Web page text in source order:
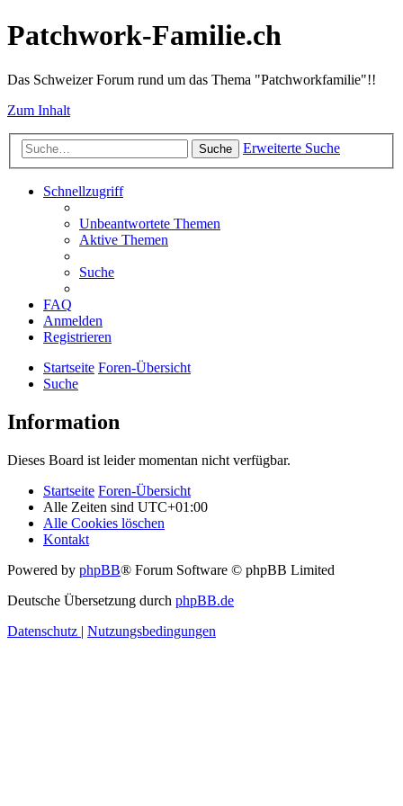
Patchwork-Familie.ch
Das Schweizer Forum rund um das Thema "Patchworkfamilie"!!
Zum Inhalt
Suche Erweiterte Suche
Schnellzugriff
Unbeantwortete Themen
Aktive Themen
Suche
FAQ
Anmelden
Registrieren
Startseite Foren-Übersicht
Suche
Information
Dieses Board ist leider momentan nicht verfügbar.
Startseite Foren-Übersicht
Alle Zeiten sind UTC+01:00
Alle Cookies löschen
Kontakt
Powered by phpBB® Forum Software © phpBB Limited
Deutsche Übersetzung durch phpBB.de
Datenschutz | Nutzungsbedingungen